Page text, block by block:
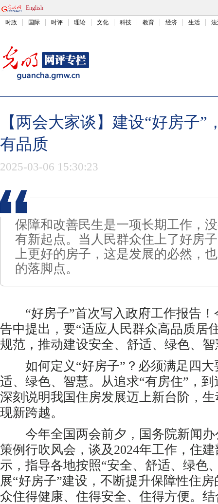
English
时政 国际 时评 理论 文化 科技 教育 经济 生活
【两会大家谈】建设“好房子”
有品质
2025-03-06 15:30:23
保障和改善民生是一项长期工作，
有新起点。当人民群众住上了好房
上更好的房子，这是发展的必然，
的落脚点。
“好房子”首次写入政府工作报告！
告中提出，要“适应人民群众高品质居
规范，推动建设安全、舒适、绿色、智
如何定义“好房子”？必须满足四大
适、绿色、智慧。从追求“有房住”，
深刻说明我国住房发展迈上新台阶，
现新跨越。
今年全国两会前夕，国务院新闻办
策例行吹风会，谈及2024年工作，住
示，指导各地按照“安全、舒适、绿色
展“好房子”建设，不断提升保障性住
众住得健康、住得安全、住得方便。